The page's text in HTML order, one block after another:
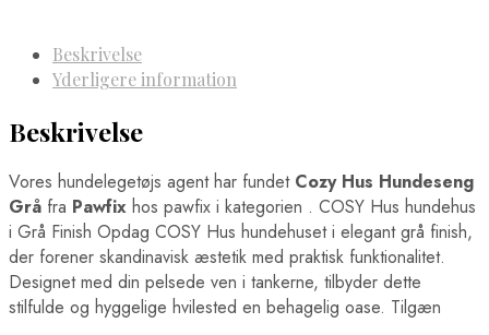
Beskrivelse
Yderligere information
Beskrivelse
Vores hundelegetøjs agent har fundet Cozy Hus Hundeseng
Grå fra Pawfix hos pawfix i kategorien . COSY Hus hundehus
i Grå Finish Opdag COSY Hus hundehuset i elegant grå finish,
der forener skandinavisk æstetik med praktisk funktionalitet.
Designet med din pelsede ven i tankerne, tilbyder dette
stilfulde og hyggelige hvilested en behagelig oase. Tilgæn